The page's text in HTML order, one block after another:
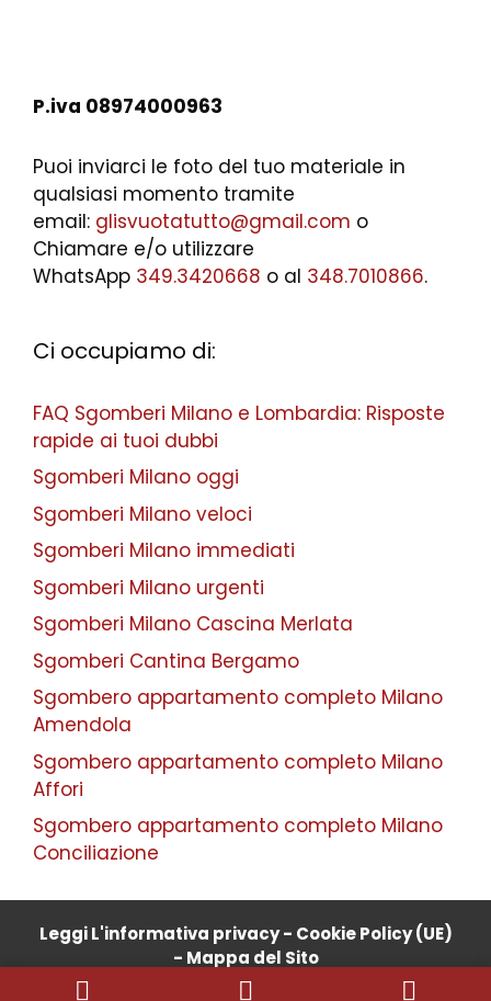
P.iva 08974000963
Puoi inviarci le foto del tuo materiale in
qualsiasi momento tramite
email: glisvuotatutto@gmail.com o
Chiamare e/o utilizzare
WhatsApp 349.3420668 o al 348.7010866.
Ci occupiamo di:
FAQ Sgomberi Milano e Lombardia: Risposte
rapide ai tuoi dubbi
Sgomberi Milano oggi
Sgomberi Milano veloci
Sgomberi Milano immediati
Sgomberi Milano urgenti
Sgomberi Milano Cascina Merlata
Sgomberi Cantina Bergamo
Sgombero appartamento completo Milano
Amendola
Sgombero appartamento completo Milano
Affori
Sgombero appartamento completo Milano
Conciliazione
Leggi L'informativa privacy- Cookie Policy (UE)
- Mappa del Sito
COPYRIGHT [c] 2025 by -Realizzazione siti internet